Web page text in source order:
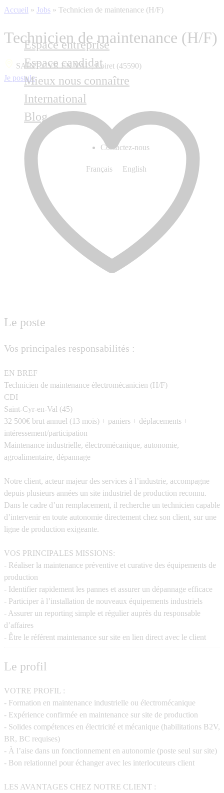
Espace entreprise
Espace candidat
Mieux nous connaître
International
Blog
Contactez-nous
Français English
Accueil » Jobs » Technicien de maintenance (H/F)
Technicien de maintenance (H/F)
SAINT CYR EN VAL , Loiret (45590)
Je postule
Le poste
Vos principales responsabilités :
EN BREF
Technicien de maintenance électromécanicien (H/F)
CDI
Saint-Cyr-en-Val (45)
32 500€ brut annuel (13 mois) + paniers + déplacements +
intéressement/participation
Maintenance industrielle, électromécanique, autonomie,
agroalimentaire, dépannage
Notre client, acteur majeur des services à l’industrie, accompagne
depuis plusieurs années un site industriel de production reconnu.
Dans le cadre d’un remplacement, il recherche un technicien capable
d’intervenir en toute autonomie directement chez son client, sur une
ligne de production exigeante.
VOS PRINCIPALES MISSIONS:
- Réaliser la maintenance préventive et curative des équipements de
production
- Identifier rapidement les pannes et assurer un dépannage efficace
- Participer à l’installation de nouveaux équipements industriels
- Assurer un reporting simple et régulier auprès du responsable
d’affaires
- Être le référent maintenance sur site en lien direct avec le client
Le profil
VOTRE PROFIL :
- Formation en maintenance industrielle ou électromécanique
- Expérience confirmée en maintenance sur site de production
- Solides compétences en électricité et mécanique (habilitations B2V,
BR, BC requises)
- À l’aise dans un fonctionnement en autonomie (poste seul sur site)
- Bon relationnel pour échanger avec les interlocuteurs client
LES AVANTAGES CHEZ NOTRE CLIENT :